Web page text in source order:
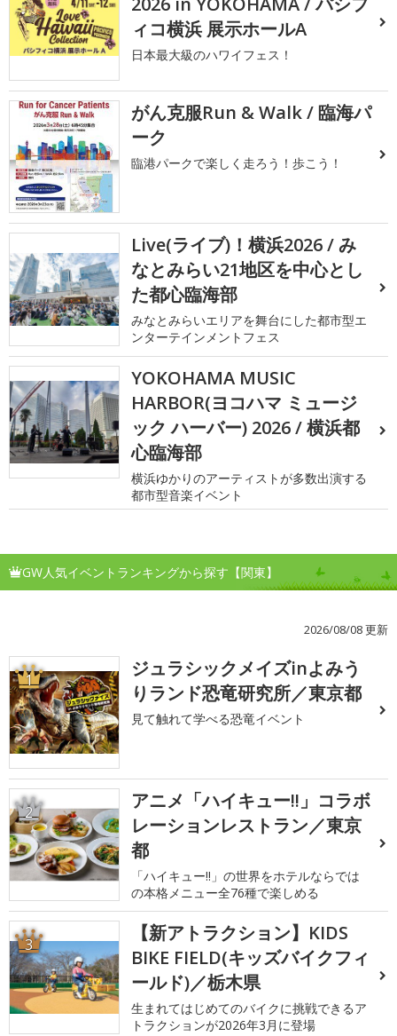
ィコ横浜 展示ホールA
日本最大級のハワイフェス！
がん克服Run & Walk / 臨海パ
ーク
臨港パークで楽しく走ろう！歩こう！
Live(ライブ)！横浜2026 / み
なとみらい21地区を中心とし
た都心臨海部
みなとみらいエリアを舞台にした都市型エ
ンターテインメントフェス
YOKOHAMA MUSIC
HARBOR(ヨコハマ ミュージ
ック ハーバー) 2026 / 横浜都
心臨海部
横浜ゆかりのアーティストが多数出演する
都市型音楽イベント
GW人気イベントランキングから探す【関東】
2026/08/08 更新
1
ジュラシックメイズinよみう
りランド恐竜研究所／東京都
見て触れて学べる恐竜イベント
2
アニメ「ハイキュー!!」コラボ
レーションレストラン／東京
都
「ハイキュー!!」の世界をホテルならでは
の本格メニュー全76種で楽しめる
3
【新アトラクション】KIDS
BIKE FIELD(キッズバイクフィ
ールド)／栃木県
生まれてはじめてのバイクに挑戦できるア
トラクションが2026年3月に登場